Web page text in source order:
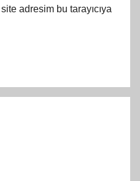
adresim bu tarayıcıya